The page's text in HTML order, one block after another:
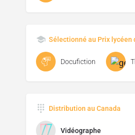
Sélectionné au Prix lycéen
Docufiction
Distribution au Canada
Vidéographe